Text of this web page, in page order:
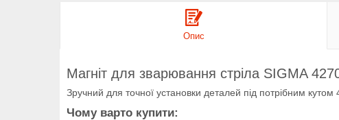
Опис
Магніт для зварювання стріла SIGMA
Зручний для точної установки деталей під потрібним
Чому варто купити: